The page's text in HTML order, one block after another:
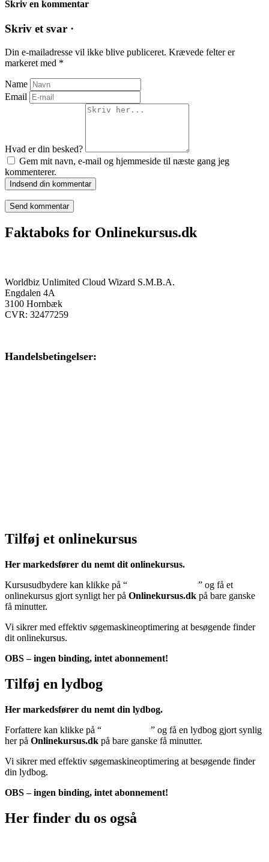
Skriv en kommentar
Skriv et svar ·
Din e-mailadresse vil ikke blive publiceret. Krævede felter er
markeret med *
Name
Email
Hvad er din besked?
Gem mit navn, e-mail og hjemmeside til næste gang jeg
kommenterer.
Indsend din kommentar
Faktaboks for Onlinekursus.dk
Worldbiz Unlimited Cloud Wizard S.M.B.A.
Engdalen 4A
3100 Hornbæk
CVR: 32477259
Handelsbetingelser:
Tilføj et onlinekursus
Her markedsfører du nemt dit onlinekursus.
Kursusudbydere kan klikke på “
” og få et
onlinekursus gjort synligt her på Onlinekursus.dk på bare ganske
få minutter.
Vi sikrer med effektiv søgemaskineoptimering at besøgende finder
dit onlinekursus.
OBS – ingen binding, intet abonnement!
Tilføj en lydbog
Her markedsfører du nemt din lydbog.
Forfattere kan klikke på “
” og få en lydbog gjort synlig
her på Onlinekursus.dk på bare ganske få minutter.
Vi sikrer med effektiv søgemaskineoptimering at besøgende finder
din lydbog.
OBS – ingen binding, intet abonnement!
Her finder du os også